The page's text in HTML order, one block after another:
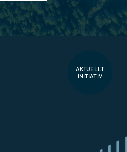
AKTUELLT
INITIATIV